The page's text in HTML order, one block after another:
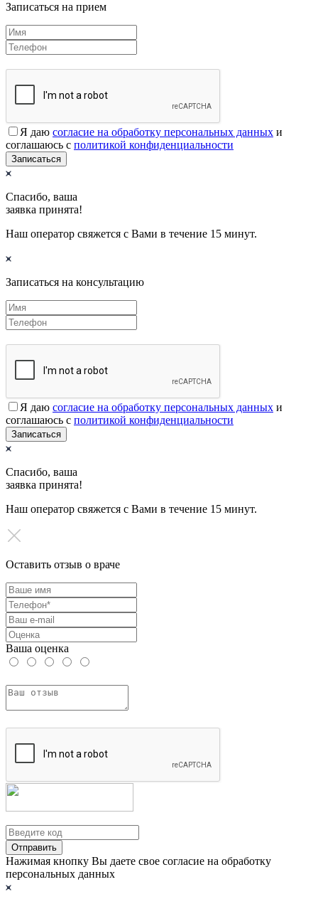
Записаться на прием
Я даю согласие на обработку персональных данных и
соглашаюсь с политикой конфиденциальности
Записаться
Спасибо, ваша
заявка принята!
Наш оператор свяжется с Вами в течение 15 минут.
Записаться на консультацию
Я даю согласие на обработку персональных данных и
соглашаюсь с политикой конфиденциальности
Записаться
Спасибо, ваша
заявка принята!
Наш оператор свяжется с Вами в течение 15 минут.
Оставить отзыв о враче
Ваша оценка
Отправить
Нажимая кнопку Вы даете свое согласие на обработку
персональных данных